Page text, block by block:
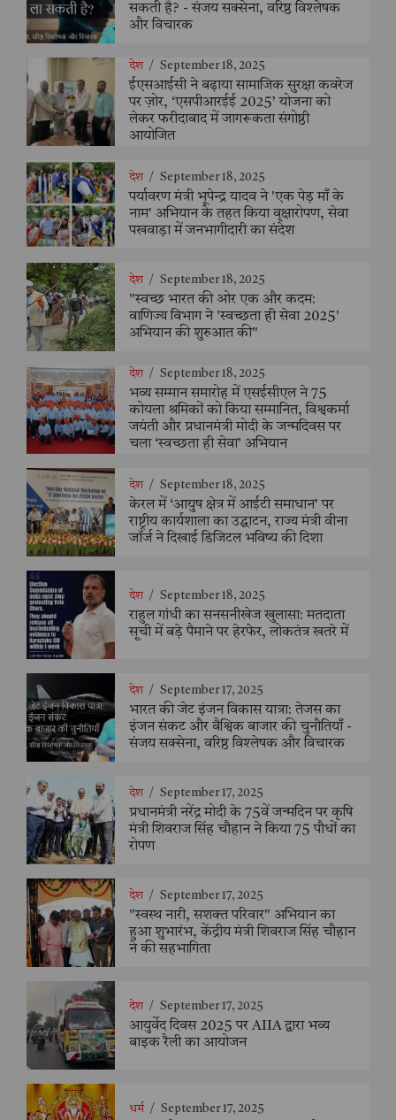
सकती है? - संजय सक्सेना, वरिष्ठ विश्लेषक
और विचारक
देश / September 18, 2025
ईएसआईसी ने बढ़ाया सामाजिक सुरक्षा कवरेज
पर ज़ोर, ‘एसपीआरईई 2025’ योजना को
लेकर फरीदाबाद में जागरूकता संगोष्ठी
आयोजित
देश / September 18, 2025
पर्यावरण मंत्री भूपेन्द्र यादव ने 'एक पेड़ माँ के
नाम' अभियान के तहत किया वृक्षारोपण, सेवा
पखवाड़ा में जनभागीदारी का संदेश
देश / September 18, 2025
"स्वच्छ भारत की ओर एक और कदम:
वाणिज्य विभाग ने 'स्वच्छता ही सेवा 2025'
अभियान की शुरुआत की"
देश / September 18, 2025
भव्य सम्मान समारोह में एसईसीएल ने 75
कोयला श्रमिकों को किया सम्मानित, विश्वकर्मा
जयंती और प्रधानमंत्री मोदी के जन्मदिवस पर
चला ‘स्वच्छता ही सेवा’ अभियान
देश / September 18, 2025
केरल में ‘आयुष क्षेत्र में आईटी समाधान’ पर
राष्ट्रीय कार्यशाला का उद्घाटन, राज्य मंत्री वीना
जॉर्ज ने दिखाई डिजिटल भविष्य की दिशा
देश / September 18, 2025
राहुल गांधी का सनसनीखेज खुलासा: मतदाता
सूची में बड़े पैमाने पर हेरफेर, लोकतंत्र खतरे में
देश / September 17, 2025
भारत की जेट इंजन विकास यात्रा: तेजस का
इंजन संकट और वैश्विक बाजार की चुनौतियाँ -
संजय सक्सेना, वरिष्ठ विश्लेषक और विचारक
देश / September 17, 2025
प्रधानमंत्री नरेंद्र मोदी के 75वें जन्मदिन पर कृषि
मंत्री शिवराज सिंह चौहान ने किया 75 पौधों का
रोपण
देश / September 17, 2025
"स्वस्थ नारी, सशक्त परिवार" अभियान का
हुआ शुभारंभ, केंद्रीय मंत्री शिवराज सिंह चौहान
ने की सहभागिता
देश / September 17, 2025
आयुर्वेद दिवस 2025 पर AIIA द्वारा भव्य
बाइक रैली का आयोजन
धर्म / September 17, 2025